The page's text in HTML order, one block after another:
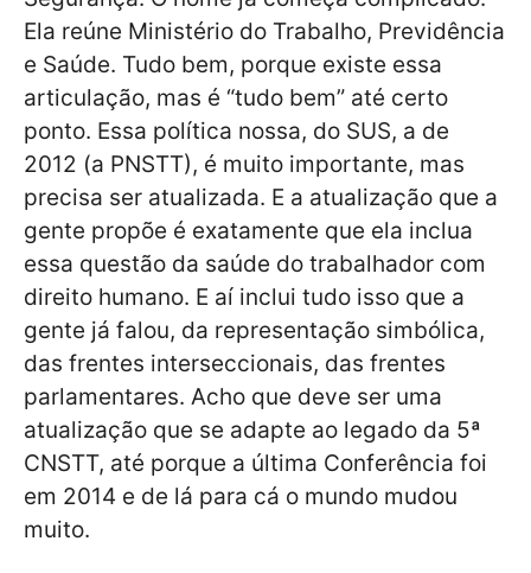
Ela reúne Ministério do Trabalho, Previdência
e Saúde. Tudo bem, porque existe essa
articulação, mas é “tudo bem” até certo
ponto. Essa política nossa, do SUS, a de
2012 (a PNSTT), é muito importante, mas
precisa ser atualizada. E a atualização que a
gente propõe é exatamente que ela inclua
essa questão da saúde do trabalhador com
direito humano. E aí inclui tudo isso que a
gente já falou, da representação simbólica,
das frentes interseccionais, das frentes
parlamentares. Acho que deve ser uma
atualização que se adapte ao legado da 5ª
CNSTT, até porque a última Conferência foi
em 2014 e de lá para cá o mundo mudou
muito.